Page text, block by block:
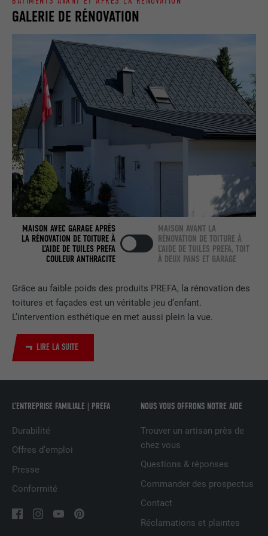
Grâce au faible poids des produits PREFA, la rénovation des
toitures et façades est un véritable jeu d’enfant.
L’intervention esthétique en met aussi plein la vue.
LIRE LA SUITE
GALERIE DE RÉNOVATION
MAISON AVEC GARAGE APRÈS
LA RÉNOVATION DE TOITURE À
L’AIDE DE TUILES PREFA
COULEUR ANTHRACITE
MAISON AVANT LA
RÉNOVATION DE TOITURE À
L’AIDE DE TUILES PREFA, TOIT
À DEUX PANS ET GARAGE
L’ENTREPRISE FAMILIALE | PREFA
Durabilité
Offres d’emploi
Presse
Conformité
NOUS VOUS OFFRONS NOTRE AIDE
Trouver un artisan près de
chez vous
Questions & réponses
Commander des prospectus
Contact
Réclamations et plaintes
Utilisé par LinkedIn lorsqu'un site
NOM bcookie
FOURNISSEUR LinkedIn
UTILITÉ
Utilisé par le service de réseau social
LinkedIn pour suivre l'utilisation de
services intégrés.
NOM bscookie
FOURNISSEUR LinkedIn
UTILITÉ
Utilisé par le service de réseau social
LinkedIn pour suivre l'utilisation de
FOURNISSEUR LinkedIn
EXPIRATION
UTILITÉ
plusieurs sites Internet afin d'afficher de
la publicité adaptée aux préférences de